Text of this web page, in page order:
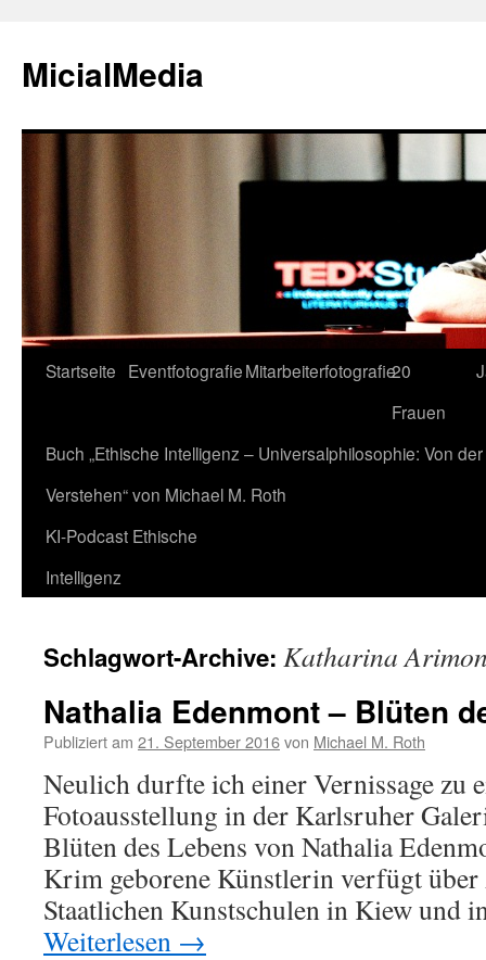
MicialMedia
Zum
springen
Startseite EventfotografieMitarbeiterfotografie20
Frauen
Buch „Ethische Intelligenz – Universalphilosophie: Von
Verstehen“ von Michael M. Roth
KI-Podcast Ethische
Intelligenz
Schlagwort-Archive: Katharina
Nathalia Edenmont – Blüten
Publiziert am 21. September 2016von Michael M. Roth
Neulich durfte ich einer Vernissage zu
Fotoausstellung in der Karlsruher
Blüten des Lebens von Nathalia
Krim geborene Künstlerin verfügt über
Staatlichen Kunstschulen in Kiew und
Weiterlesen →